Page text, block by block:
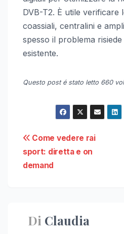
DVB-T2. È utile verificare
coassiali, centralini e
spesso il problema risiede
esistente.
Questo post é stato letto 660
Navigazione
articoli
Come vedere rai
sport: diretta e on
demand
Di Claudia